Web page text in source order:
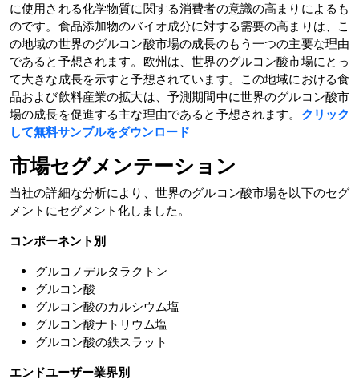
に使用される化学物質に関する消費者の意識の高まりによるも
のです。食品添加物のバイオ成分に対する需要の高まりは、こ
の地域の世界のグルコン酸市場の成長のもう一つの主要な理由
であると予想されます。欧州は、世界のグルコン酸市場にとっ
て大きな成長を示すと予想されています。この地域における食
品および飲料産業の拡大は、予測期間中に世界のグルコン酸市
場の成長を促進する主な理由であると予想されます。 クリック
して無料サンプルをダウンロード
市場セグメンテーション
当社の詳細な分析により、世界のグルコン酸市場を以下のセグ
メントにセグメント化しました。
コンポーネント別
グルコノデルタラクトン
グルコン酸
グルコン酸のカルシウム塩
グルコン酸ナトリウム塩
グルコン酸の鉄スラット
エンドユーザー業界別